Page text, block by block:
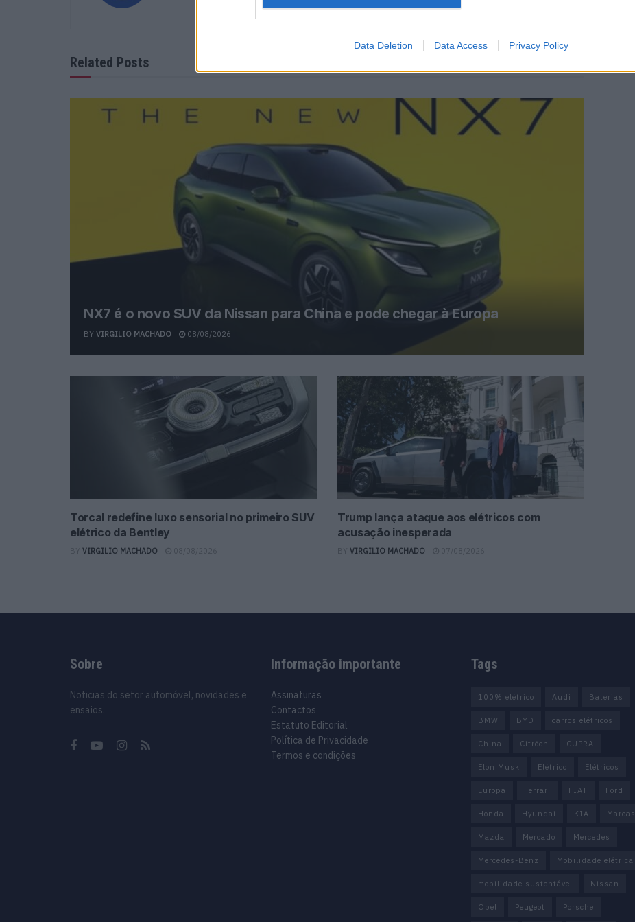
Data Deletion Data Access Privacy Policy
Related Posts
NX7 é o novo SUV da Nissan para China e pode chegar à Europa
BY VIRGILIO MACHADO 08/08/2026
Torcal redefine luxo sensorial no primeiro SUV
elétrico da Bentley
BY VIRGILIO MACHADO
Trump lança ataque aos elétricos com
acusação inesperada
BY VIRGILIO MACHADO 07/08/2026
Sobre
Noticias do setor automóvel, novidades e
ensaios.
Informação importante
Assinaturas
Contactos
Estatuto Editorial
Política de Privacidade
Termos e condições
Tags
100% elétrico Audi Baterias
BMW BYD carros elétricos
China Citröen CUPRA
Elon Musk Elétrico Elétricos
Europa Ferrari FIAT Ford
Honda Hyundai KIA Marcas
Mazda Mercado Mercedes
Mercedes-Benz Mobilidade elétrica
mobilidade sustentável Nissan
Opel Peugeot Porsche